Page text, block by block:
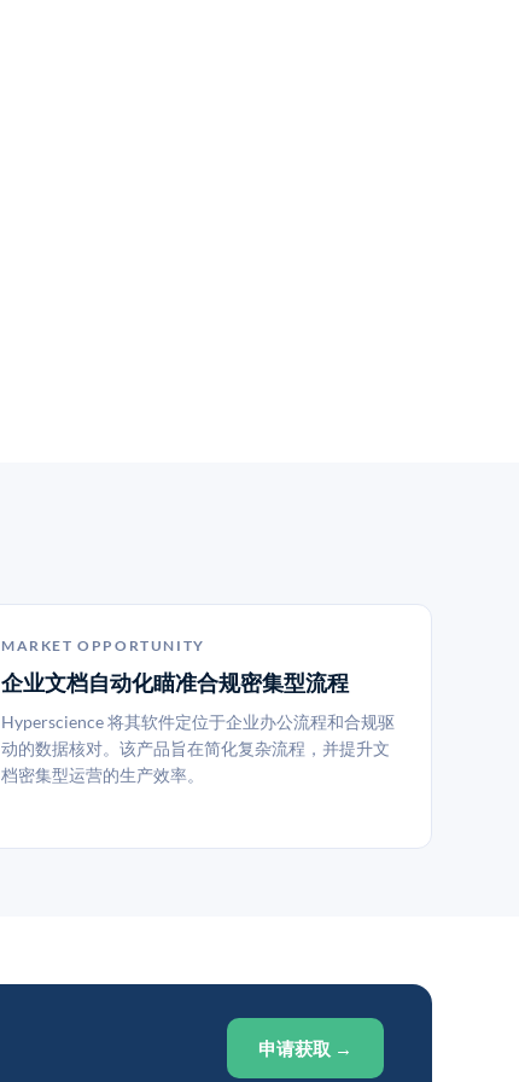
MARKET OPPORTUNITY
企业文档自动化瞄准合规密集型流程
Hyperscience 将其软件定位于企业办公流程和合规驱
动的数据核对。该产品旨在简化复杂流程，并提升文
档密集型运营的生产效率。
申请获取 →